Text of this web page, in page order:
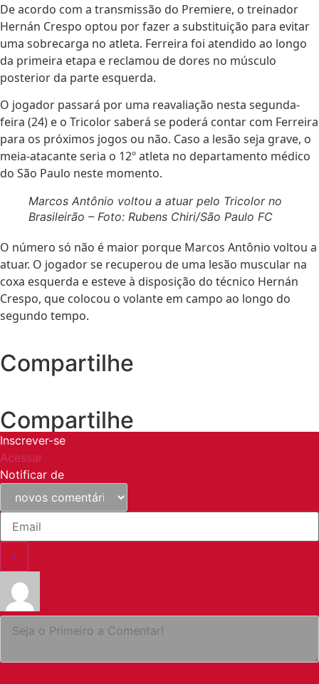
De acordo com a transmissão do Premiere, o treinador
Hernán Crespo optou por fazer a substituição para evitar
uma sobrecarga no atleta. Ferreira foi atendido ao longo
da primeira etapa e reclamou de dores no músculo
posterior da parte esquerda.
O jogador passará por uma reavaliação nesta segunda-
feira (24) e o Tricolor saberá se poderá contar com Ferreira
para os próximos jogos ou não. Caso a lesão seja grave, o
meia-atacante seria o 12º atleta no departamento médico
do São Paulo neste momento.
Marcos Antônio voltou a atuar pelo Tricolor no
Brasileirão – Foto: Rubens Chiri/São Paulo FC
O número só não é maior porque Marcos Antônio voltou a
atuar. O jogador se recuperou de uma lesão muscular na
coxa esquerda e esteve à disposição do técnico Hernán
Crespo, que colocou o volante em campo ao longo do
segundo tempo.
Compartilhe
Compartilhe
Inscrever-se
Acessar
Notificar de